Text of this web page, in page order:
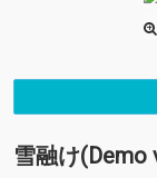
雪融け(Demo